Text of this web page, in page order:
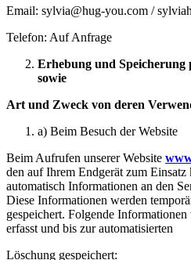
Email: sylvia@hug-you.com /
Telefon: Auf Anfrage
Erhebung und Speicherung
sowie
Art und Zweck von deren
a) Beim Besuch der Website
Beim Aufrufen unserer Website
den auf Ihrem Endgerät zum
automatisch Informationen an den
Diese Informationen werden
gespeichert. Folgende
erfasst und bis zur automatisierten
Löschung gespeichert: